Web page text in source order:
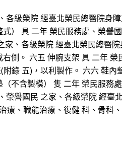
級榮院 經臺北榮民總醫院身
） 具 二年 榮民服務處、榮譽
、各級榮院 經臺北榮民總醫
側。 六五 伸腕支架 具 二年
錄 五)，以利製作。 六六 鞋
不含製模） 隻 二年 榮民服
榮譽國民 之家、各級榮院 經
療、職能治療、復健 科、骨科